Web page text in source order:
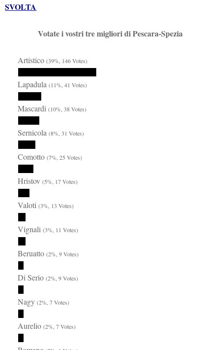
SVOLTA
Votate i vostri tre migliori di Pescara-Spezia
Artistico(39%, 146 Votes)
Lapadula(11%, 41 Votes)
Mascardi(10%, 38 Votes)
Sernicola(8%, 31 Votes)
Comotto(7%, 25 Votes)
Hristov(5%, 17 Votes)
Valoti(3%, 13 Votes)
Vignali(3%, 11 Votes)
Beruatto(2%, 9 Votes)
Di Serio(2%, 9 Votes)
Nagy(2%, 7 Votes)
Aurelio(2%, 7 Votes)